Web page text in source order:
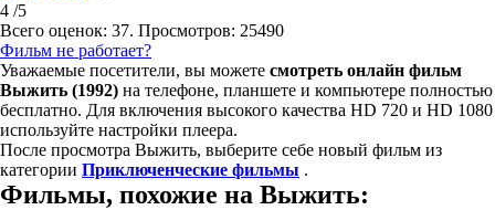
4 /5
Всего оценок: 37. Просмотров: 25490
Фильм не работает?
Уважаемые посетители, вы можете смотреть онлайн фильм
Выжить (1992) на телефоне, планшете и компьютере полностью
бесплатно. Для включения высокого качества HD 720 и HD 1080
используйте настройки плеера.
После просмотра Выжить, выберите себе новый фильм из
категории Приключенческие фильмы .
Фильмы, похожие на Выжить: